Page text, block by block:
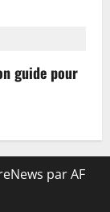
guide pour
par AF